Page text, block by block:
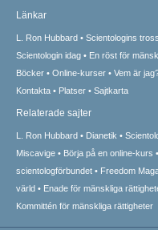
Länkar
L. Ron Hubbard Scientologins
Scientologin idag
En röst för
Böcker
Online-kurser Vem är
Kontakta
Platser Sajtkarta
Relaterade sajter
L. Ron Hubbard Dianetik
Miscavige
Börja på en online-kurs
scientologförbundet
Freedom
värld
Enade för mänskliga
Kommittén för mänskliga rättigheter